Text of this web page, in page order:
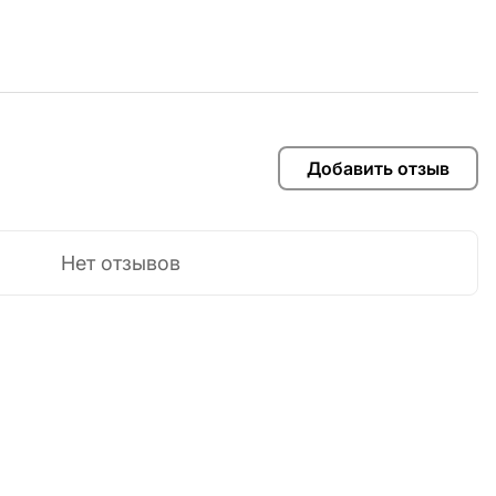
Добавить отзыв
Нет отзывов